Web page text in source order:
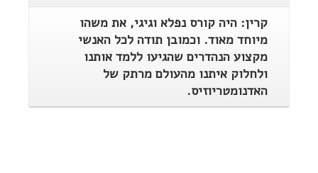
קרין: היה קורס נפלא וגיגי, את משהו
מיוחד מאוד. וכמובן תודה לכל האנשי
מקצוע הנהדרים שהגיעו ללמד אותנו
ולחלוק איתנו מהעולם מרתק של
האדנומטריוזיס.